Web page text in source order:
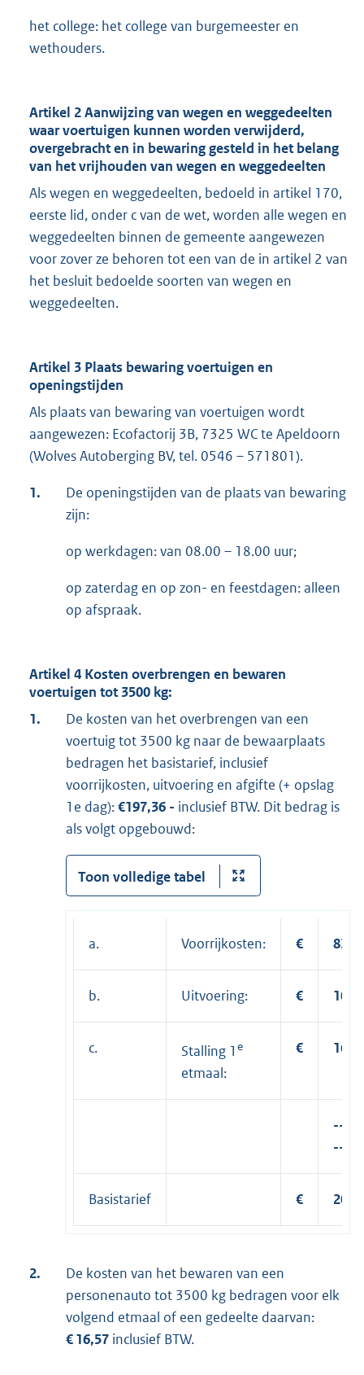
het college: het college van burgemeester en
wethouders.
Artikel 2 Aanwijzing van wegen en weggedeelten
waar voertuigen kunnen worden verwijderd,
overgebracht en in bewaring gesteld in het belang
van het vrijhouden van wegen en weggedeelten
Als wegen en weggedeelten, bedoeld in artikel 170,
eerste lid, onder c van de wet, worden alle wegen en
weggedeelten binnen de gemeente aangewezen
voor zover ze behoren tot een van de in artikel 2 van
het besluit bedoelde soorten van wegen en
weggedeelten.
Artikel 3 Plaats bewaring voertuigen en
openingstijden
Als plaats van bewaring van voertuigen wordt
aangewezen: Ecofactorij 3B, 7325 WC te Apeldoorn
(Wolves Autoberging BV, tel. 0546 – 571801).
1.
De openingstijden van de plaats van bewaring
zijn:
op werkdagen: van 08.00 – 18.00 uur;
op zaterdag en op zon- en feestdagen: alleen
op afspraak.
Artikel 4 Kosten overbrengen en bewaren
voertuigen tot 3500 kg:
1.
De kosten van het overbrengen van een
voertuig tot 3500 kg naar de bewaarplaats
bedragen het basistarief, inclusief
voorrijkosten, uitvoering en afgifte (+ opslag
1e dag):€197,36 - inclusief BTW. Dit bedrag is
als volgt opgebouwd:
Toon volledige tabel
a. Voorrijkosten: €
b. Uitvoering: €
c. Stalling 1 e
etmaal:
€
---
Basistarief €
2.
De kosten van het bewaren van een
personenauto tot 3500 kg bedragen voor elk
volgend etmaal of een gedeelte daarvan:
€ 16,57 inclusief BTW.